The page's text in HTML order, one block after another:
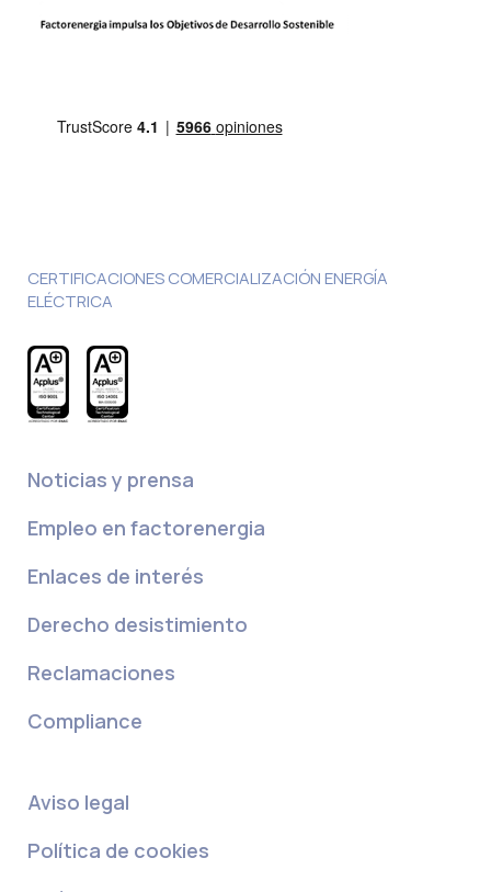
CERTIFICACIONES COMERCIALIZACIÓN ENERGÍA
ELÉCTRICA
Noticias y prensa
Empleo en factorenergia
Enlaces de interés
Derecho desistimiento
Reclamaciones
Compliance
Aviso legal
Política de cookies